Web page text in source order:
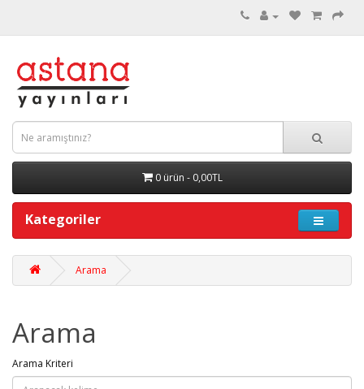
0 ürün - 0,00TL
Kategoriler
Arama
Arama
Arama Kriteri